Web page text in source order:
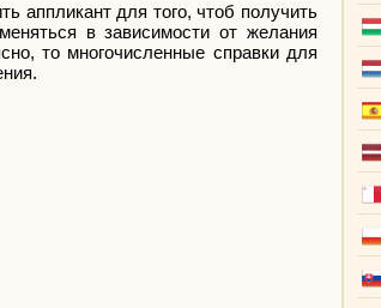
аппликант для того, чтоб получить
в зависимости от желания
то многочисленные справки для